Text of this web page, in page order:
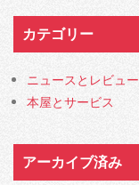
カテゴリー
ニュースとレビュー
本屋とサービス
アーカイブ済み